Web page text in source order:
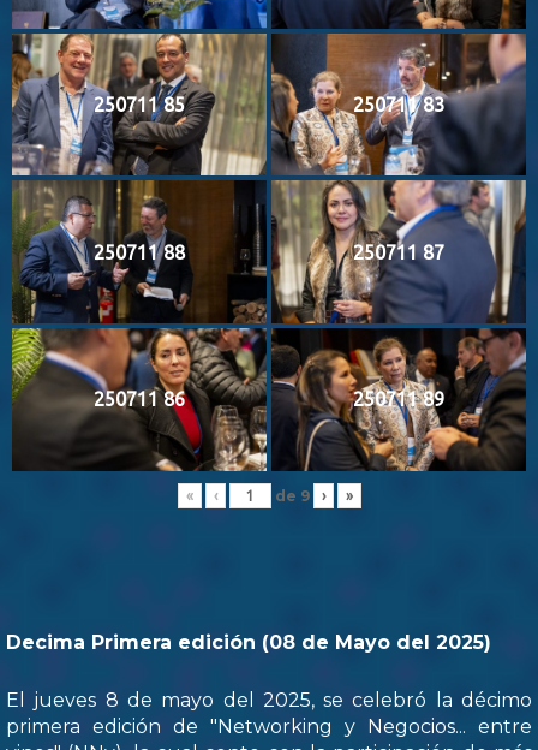
250711 85 250711 83
250711 88 250711 87
250711 86 250711 89
« ‹ de 9 › »
Decima Primera edición (08 de Mayo del 2025)
El jueves 8 de mayo del 2025, se celebró la décimo
primera edición de "Networking y Negocios... entre